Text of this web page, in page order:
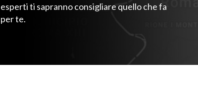
esperti ti sapranno consigliare quello che fa
per te.